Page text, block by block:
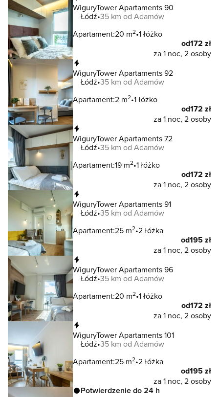
WiguryTower Apartaments 90
Łódź 35 km od Adamów
Apartament:20 m2 1 łóżko
od172 zł
za 1 noc, 2 osoby
WiguryTower Apartaments 92
Łódź 35 km od Adamów
Apartament:2 m2 1 łóżko
od172 zł
za 1 noc, 2 osoby
WiguryTower Apartaments 72
Łódź 35 km od Adamów
Apartament:19 m2 1 łóżko
od172 zł
za 1 noc, 2 osoby
WiguryTower Apartaments 91
Łódź 35 km od Adamów
Apartament:25 m2 2 łóżka
od195 zł
za 1 noc, 2 osoby
WiguryTower Apartaments 96
Łódź 35 km od Adamów
Apartament:20 m2 1 łóżko
od172 zł
za 1 noc, 2 osoby
WiguryTower Apartaments 101
Łódź 35 km od Adamów
Apartament:25 m2 2 łóżka
od195 zł
za 1 noc, 2 osoby
Potwierdzenie do 24 h